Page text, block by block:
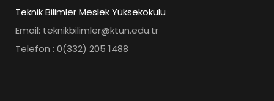
Teknik Bilimler Meslek Yüksekokulu
Email: teknikbilimler@ktun.edu.tr
Telefon : 0(332) 205 1488